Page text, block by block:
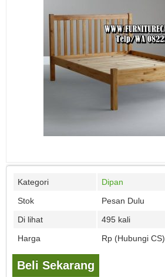
Kategori
Dipan
Stok
Pesan Dulu
Di lihat
495 kali
Harga
Rp (Hubungi CS)
Beli Sekarang